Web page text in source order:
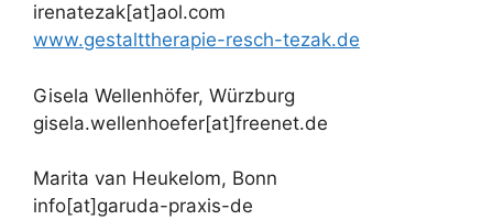
irenatezak[at]aol.com
www.gestalttherapie-resch-tezak.de
Gisela Wellenhöfer, Würzburg
gisela.wellenhoefer[at]freenet.de
Marita van Heukelom, Bonn
info[at]garuda-praxis-de